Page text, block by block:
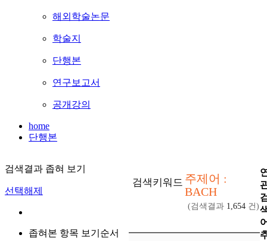
해외학술논문
학술지
단행본
연구보고서
공개강의
home
단행본
검색결과 좁혀 보기
선택해제
좁혀본 항목 보기순서
검색키워드 주제어 :
BACH
(검색결과 1,654 건)